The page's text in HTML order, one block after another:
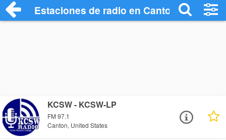
Estaciones de radio en Canton -
KCSW - KCSW-LP
FM 97.1
Canton, United States